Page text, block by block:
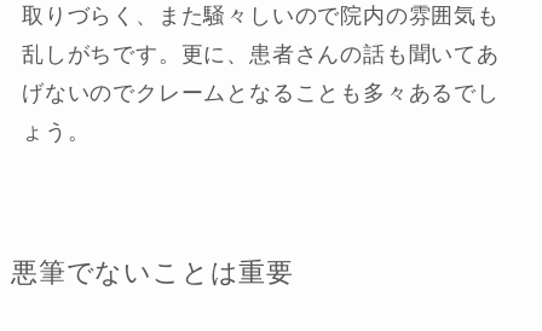
取りづらく、また騒々しいので院内の雰囲気も
乱しがちです。更に、患者さんの話も聞いてあ
げないのでクレームとなることも多々あるでし
ょう。
悪筆でないことは重要